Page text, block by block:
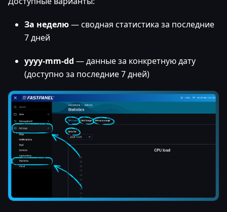
За неделю— сводная статистика за последние
7 дней
yyyy-mm-dd — данные за конкретную дату
(доступно за последние 7 дней)